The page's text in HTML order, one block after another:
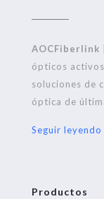
AOCFiberlink
ópticos
soluciones de
óptica de
Seguir leyendo
Productos